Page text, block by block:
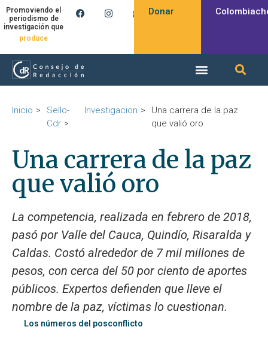
Promoviendo el
periodismo de
investigación que
inspira
Donar
Inicio
Sello-
Cdr
Investigacion
Una carrera de la paz
que valió oro
Una carrera de la paz
que valió oro
La competencia, realizada en febrero de 2018,
pasó por Valle del Cauca, Quindío, Risaralda y
Caldas. Costó alrededor de 7 mil millones de
pesos, con cerca del 50 por ciento de aportes
públicos. Expertos defienden que lleve el
nombre de la paz, víctimas lo cuestionan.
Los números del posconflicto